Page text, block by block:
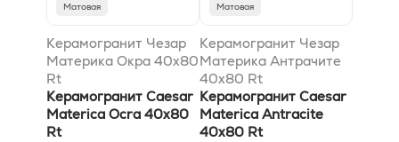
Матовая
Керамогранит Чезар
Материка Окра 40x80
Rt
Керамогранит Caesar
Materica Ocra 40x80
Rt
Матовая
Керамогранит Чезар
Материка Антрачите
40x80 Rt
Керамогранит Caesar
Materica Antracite
40x80 Rt